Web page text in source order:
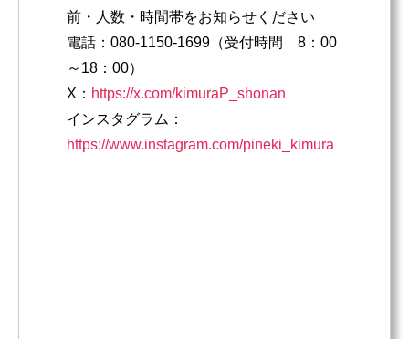
前・人数・時間帯をお知らせください
電話：080-1150-1699（受付時間 8：00
～18：00）
X： https://x.com/kimuraP_shonan
インスタグラム：
https://www.instagram.com/pineki_kimura